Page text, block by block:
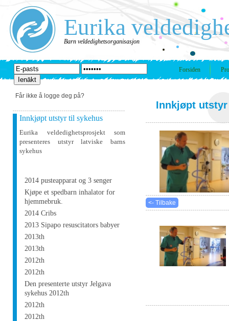
Eurika
Barn veldedighetsorganisasjon
Forsiden
Får ikke å logge deg på?
Innkjøpt utstyr til sykehus
Eurika veldedighetsprosjekt som
presenteres utstyr latviske barns
sykehus
2014 pusteapparat og 3 senger
Kjøpe et spedbarn inhalator for
hjemmebruk.
2014 Cribs
2013 Sipapo resuscitators babyer
2013th
2013th
2012th
2012th
Den presenterte utstyr Jelgava
sykehus 2012th
2012th
2012th
Innkjøpt
<- Tilbake